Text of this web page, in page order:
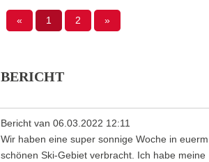
« 1 2 »
BERICHT
Bericht van 06.03.2022 12:11
Wir haben eine super sonnige Woche in euerm
schönen Ski-Gebiet verbracht. Ich habe meine